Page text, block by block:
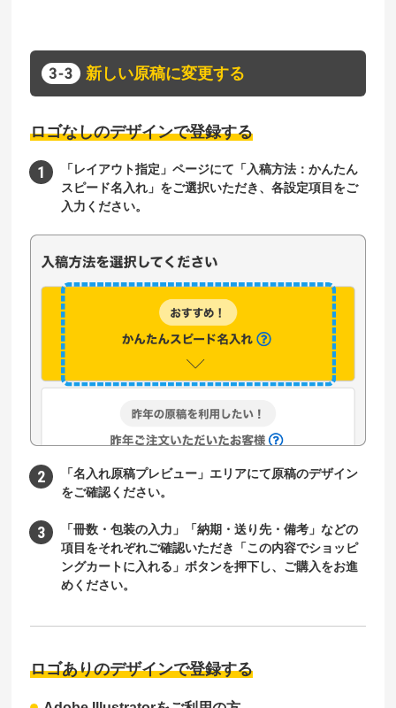
新しい原稿に変更する
ロゴなしのデザインで登録する
「レイアウト指定」ページにて「入稿方法：かんたん
スピード名入れ」をご選択いただき、各設定項目をご
入力ください。
「名入れ原稿プレビュー」エリアにて原稿のデザイン
をご確認ください。
「冊数・包装の入力」「納期・送り先・備考」などの
項目をそれぞれご確認いただき「この内容でショッピ
ングカートに入れる」ボタンを押下し、ご購入をお進
めください。
ロゴありのデザインで登録する